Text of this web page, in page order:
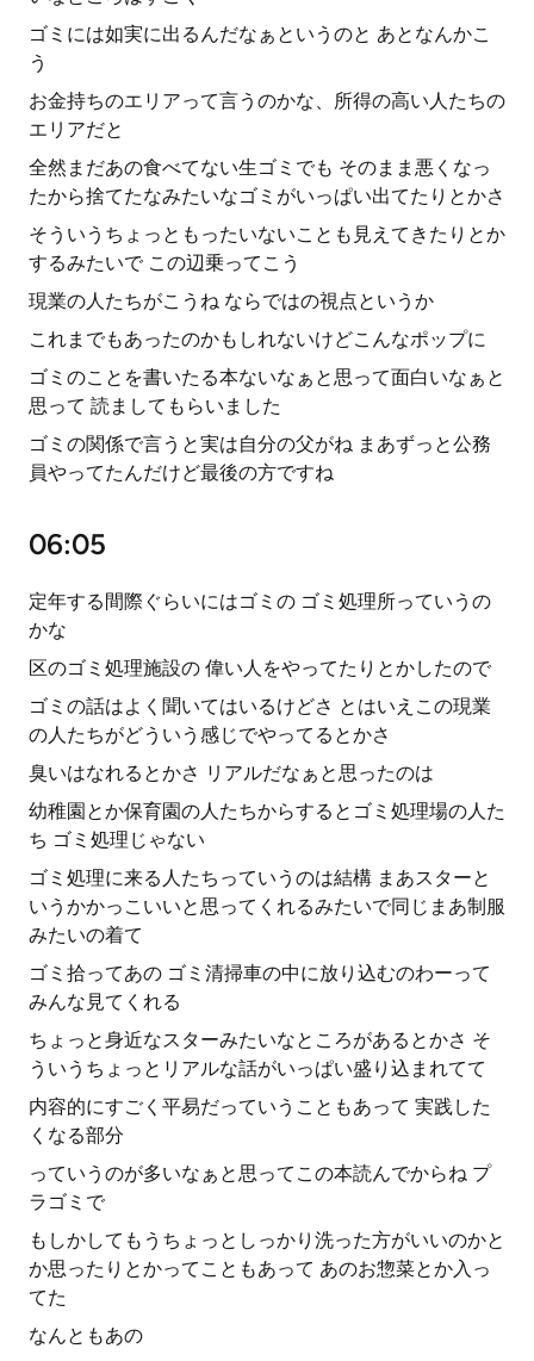
ゴミには如実に出るんだなぁというのと あとなんかこ
う
お金持ちのエリアって言うのかな、所得の高い人たちの
エリアだと
全然まだあの食べてない生ゴミでも そのまま悪くなっ
たから捨てたなみたいなゴミがいっぱい出てたりとかさ
そういうちょっともったいないことも見えてきたりとか
するみたいで この辺乗ってこう
現業の人たちがこうね ならではの視点というか
これまでもあったのかもしれないけどこんなポップに
ゴミのことを書いたる本ないなぁと思って面白いなぁと
思って 読ましてもらいました
ゴミの関係で言うと実は自分の父がね まあずっと公務
員やってたんだけど最後の方ですね
06:05
定年する間際ぐらいにはゴミの ゴミ処理所っていうの
かな
区のゴミ処理施設の 偉い人をやってたりとかしたので
ゴミの話はよく聞いてはいるけどさ とはいえこの現業
の人たちがどういう感じでやってるとかさ
臭いはなれるとかさ リアルだなぁと思ったのは
幼稚園とか保育園の人たちからするとゴミ処理場の人た
ち ゴミ処理じゃない
ゴミ処理に来る人たちっていうのは結構 まあスターと
いうかかっこいいと思ってくれるみたいで同じまあ制服
みたいの着て
ゴミ拾ってあの ゴミ清掃車の中に放り込むのわーって
みんな見てくれる
ちょっと身近なスターみたいなところがあるとかさ そ
ういうちょっとリアルな話がいっぱい盛り込まれてて
内容的にすごく平易だっていうこともあって 実践した
くなる部分
っていうのが多いなぁと思ってこの本読んでからね プ
ラゴミで
もしかしてもうちょっとしっかり洗った方がいいのかと
か思ったりとかってこともあって あのお惣菜とか入っ
てた
なんともあの